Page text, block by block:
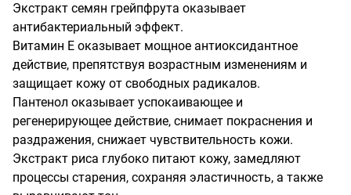
Экстракт семян грейпфрута оказывает
антибактериальный эффект.
Витамин Е оказывает мощное антиоксидантное
действие, препятствуя возрастным изменениям и
защищает кожу от свободных радикалов.
Пантенол оказывает успокаивающее и
регенерирующее действие, снимает покраснения и
раздражения, снижает чувствительность кожи.
Экстракт риса глубоко питают кожу, замедляют
процессы старения, сохраняя эластичность, а также